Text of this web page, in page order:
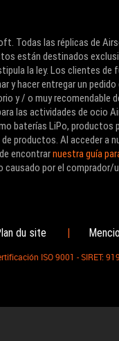
Todas las réplicas de
están destinados
la ley. Los clientes
hacer entregar un
y / o muy recomendable
las actividades de ocio
baterías LiPo,
productos. Al acceder a
encontrarnuestra guía
causado por el comprador/
du site |
ISO 9001 - SIRET: